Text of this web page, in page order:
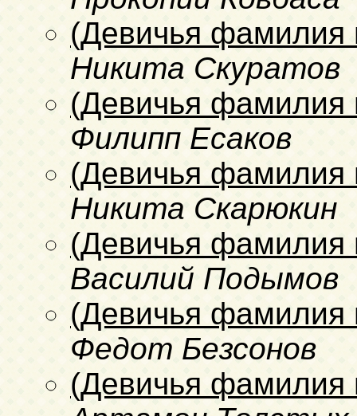
(Девичья фамилия
Никита Скуратов
(Девичья фамилия
Филипп Есаков
(Девичья фамилия
Никита Скарюкин
(Девичья фамилия
Василий Подымов
(Девичья фамилия
Федот Безсонов
(Девичья фамилия